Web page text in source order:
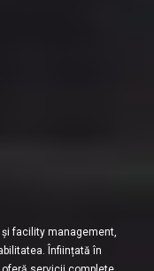
facility management,
Înființată în